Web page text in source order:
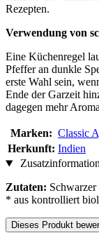
Rezepten.
Verwendung von
Eine Küchenregel
Pfeffer an dunkle
erste Wahl sein,
Ende der Garzeit
dagegen mehr
Marken: Classic
Herkunft: Indien
Zutaten:
* aus kontrolliert
Dieses Produkt